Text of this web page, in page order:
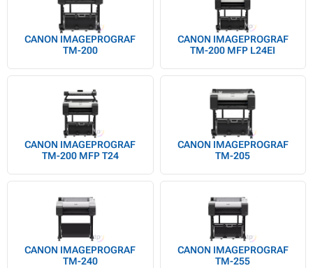
CANON IMAGEPROGRAF
TM-200
CANON IMAGEPROGRAF
TM-200 MFP L24EI
CANON IMAGEPROGRAF
TM-200 MFP T24
CANON IMAGEPROGRAF
TM-205
CANON IMAGEPROGRAF
TM-240
CANON IMAGEPROGRAF
TM-255